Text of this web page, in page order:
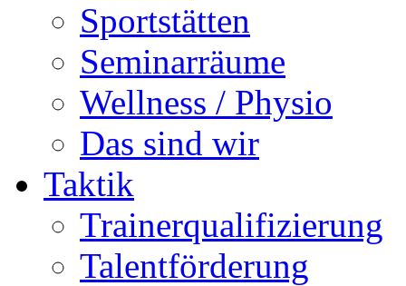
Sportstätten
Seminarräume
Wellness / Physio
Das sind wir
Taktik
Trainerqualifizierung
Talentförderung